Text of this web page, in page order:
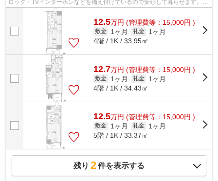
ロック・TVインターホンなどを備え付けているので安心して暮らせます。エ
アコン付きなので、室内の温度調整が...
12.5万円 (管理費等：15,000円 )
敷金 1ヶ月 礼金
1ヶ月
4階 / 1K / 33.95㎡
12.7万円 (管理費等：15,000円 )
敷金 1ヶ月 礼金
1ヶ月
4階 / 1K / 34.43㎡
12.5万円 (管理費等：15,000円 )
敷金 1ヶ月 礼金
1ヶ月
5階 / 1K / 33.37㎡
残り 2件を表示する